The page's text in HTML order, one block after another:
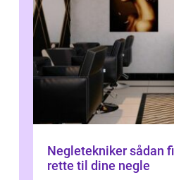
Negletekniker sådan finder du den
rette til dine negle